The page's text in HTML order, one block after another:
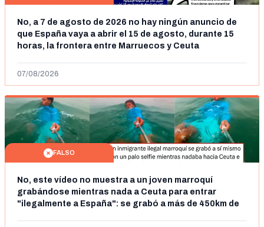
No, a 7 de agosto de 2026 no hay ningún anuncio de
que España vaya a abrir el 15 de agosto, durante 15
horas, la frontera entre Marruecos y Ceuta
07/08/2026
FALSO
No, este vídeo no muestra a un joven marroquí
grabándose mientras nada a Ceuta para entrar
"ilegalmente a España": se grabó a más de 450km de